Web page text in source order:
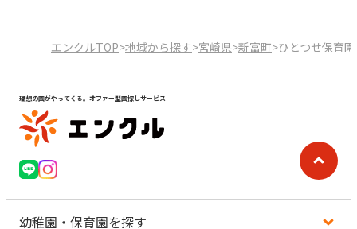
エンクルTOP>地域から探す>宮崎県>新富町>ひとつせ保育園
理想の園がやってくる。オファー型園探しサービス
幼稚園・保育園を探す